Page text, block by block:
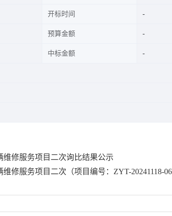
开标时间
预算金额
中标金额
维修服务项目二次询比结果公示
维修服务项目二次 （项目编号： ZYT-20241118-